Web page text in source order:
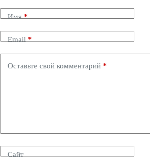
Имя*
Email*
Оставьте свой комментарий *
Сайт